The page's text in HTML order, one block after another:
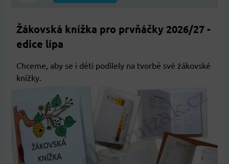
Žákovská knížka pro prvňáčky 2026/27 -
edice lípa
Chceme, aby se i děti podílely na tvorbě své žákovské
knížky.